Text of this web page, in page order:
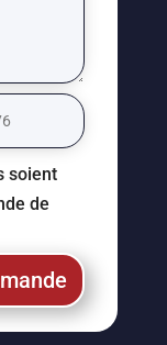
soient
de